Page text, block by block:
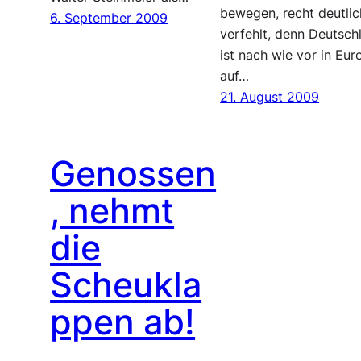
6. September 2009
bewegen, recht
verfehlt, denn
ist nach wie vor in
auf…
21. August 2009
Genossen
, nehmt
die
Scheukla
ppen ab!